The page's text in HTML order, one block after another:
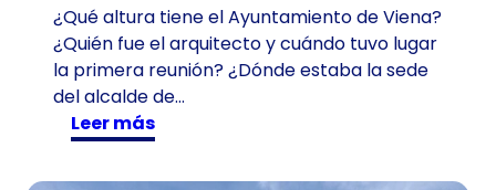
¿Qué altura tiene el Ayuntamiento de Viena?
¿Quién fue el arquitecto y cuándo tuvo lugar
la primera reunión? ¿Dónde estaba la sede
del alcalde de…
Leer más:
A
y